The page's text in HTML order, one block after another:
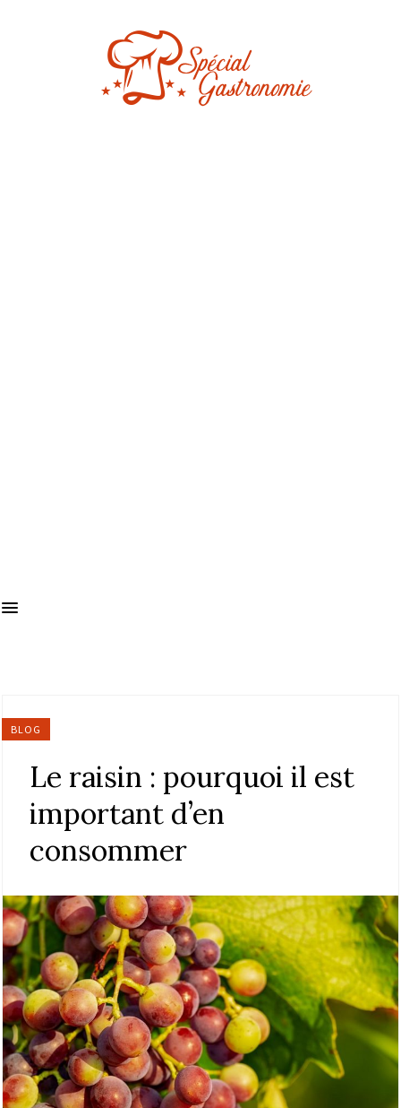
BLOG
Le raisin : pourquoi il est
important d’en
consommer